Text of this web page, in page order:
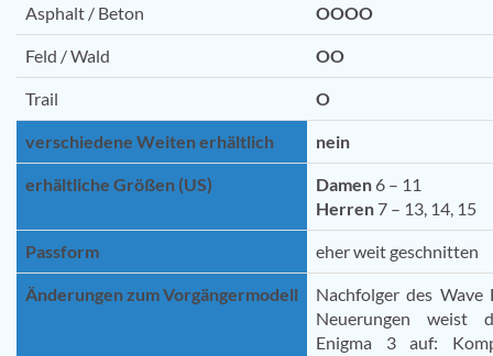
Asphalt / Beton OOOO
Feld / Wald OO
Trail O
verschiedene Weiten erhältlich nein
erhältliche Größen (US) Damen 6 – 11
Herren 7 – 13, 14, 15
Passform eher weit geschnitten
Änderungen zum Vorgängermodell
Nachfolger des Wave
Neuerungen weist
Enigma 3 auf: